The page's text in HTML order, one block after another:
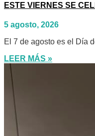
ESTE VIERNES SE
5 agosto, 2026
El 7 de agosto es el Día
LEER MÁS »